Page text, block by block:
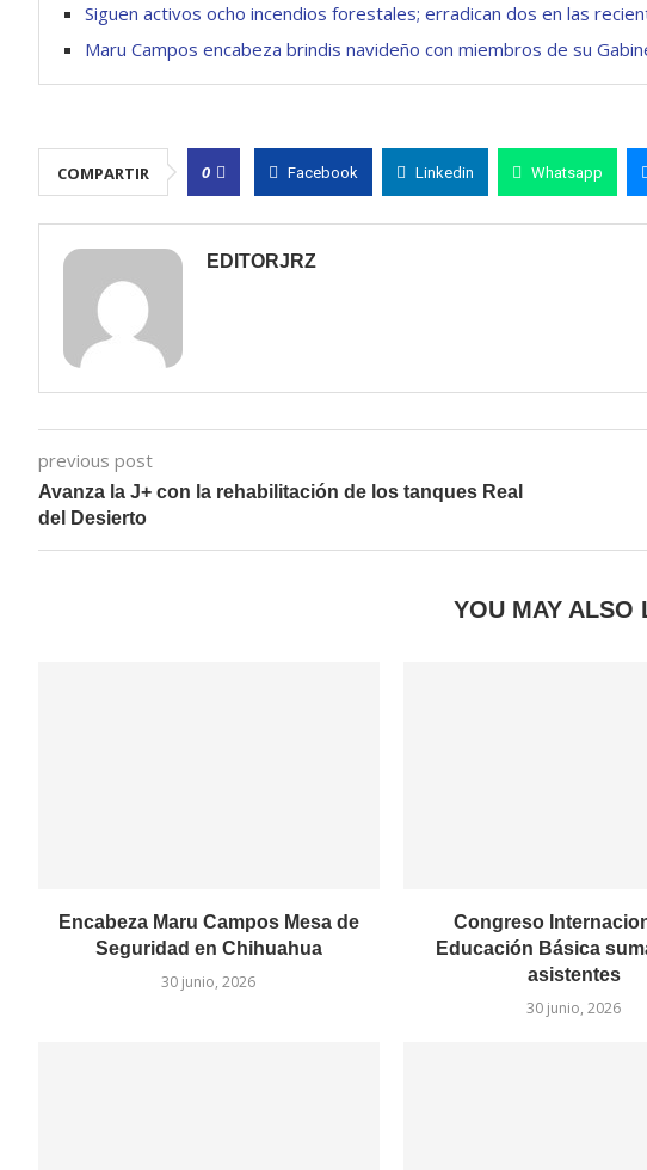
Siguen activos ocho incendios forestales; erradican dos en las
Maru Campos encabeza brindis navideño con miembros de su
COMPARTIR 0 Facebook Linkedin Whatsapp
EDITORJRZ
previous post
Avanza la J+ con la rehabilitación de los tanques Real
del Desierto
YOU MAY ALSO
Encabeza Maru Campos Mesa de
Seguridad en Chihuahua
30 junio, 2026
Congreso
Educación Básica
asistentes
30 junio, 2026